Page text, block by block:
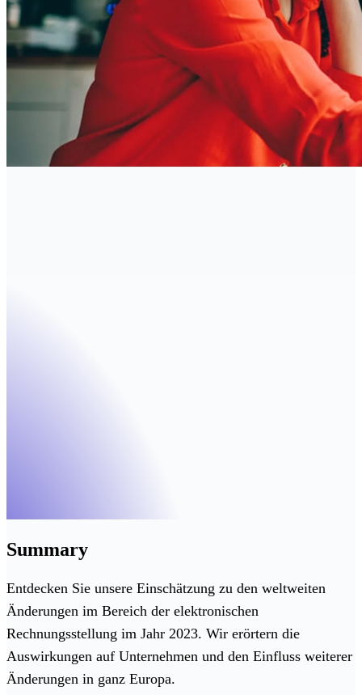
Summary
Entdecken Sie unsere Einschätzung zu den weltweiten
Änderungen im Bereich der elektronischen
Rechnungsstellung im Jahr 2023. Wir erörtern die
Auswirkungen auf Unternehmen und den Einfluss weiterer
Änderungen in ganz Europa.